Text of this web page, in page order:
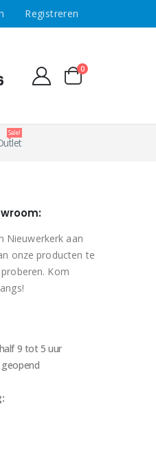
Registreren
0
Sale!
Nieuwerkerk aan
onze producten te
Kom
9 tot 5 uur